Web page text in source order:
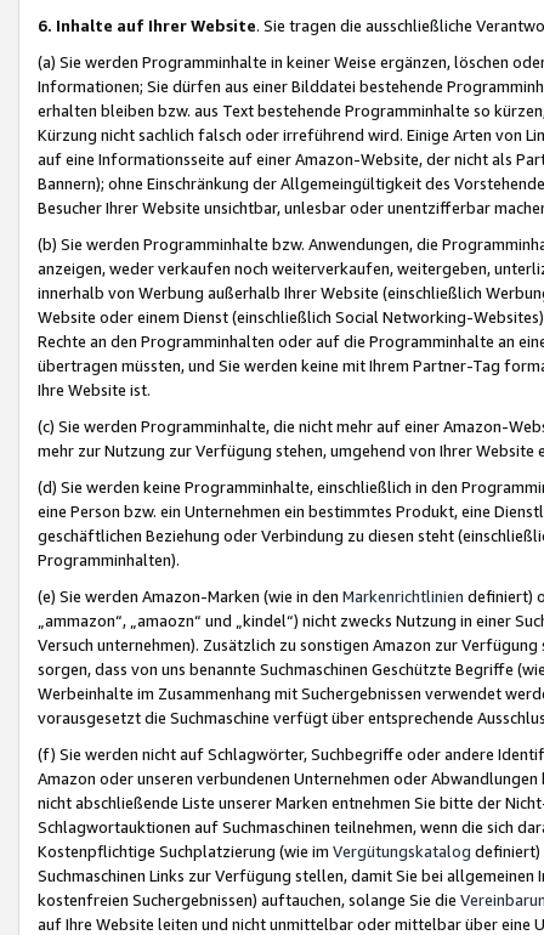
6. Inhalte auf Ihrer Website. Sie tragen die ausschließliche
(a) Sie werden Programminhalte in keiner Weise ergänzen, löschen
Informationen; Sie dürfen aus einer Bilddatei bestehende
erhalten bleiben bzw. aus Text bestehende Programminhalte so
Kürzung nicht sachlich falsch oder irreführend wird. Einige Arten von
auf eine Informationsseite auf einer Amazon-Website, der nicht als
Bannern); ohne Einschränkung der Allgemeingültigkeit des
Besucher Ihrer Website unsichtbar, unlesbar oder unentzifferbar
(b) Sie werden Programminhalte bzw. Anwendungen, die
anzeigen, weder verkaufen noch weiterverkaufen, weitergeben,
innerhalb von Werbung außerhalb Ihrer Website (einschließlich
Website oder einem Dienst (einschließlich Social Networking-
Rechte an den Programminhalten oder auf die Programminhalte an
übertragen müssten, und Sie werden keine mit Ihrem Partner-Tag
Ihre Website ist.
(c) Sie werden Programminhalte, die nicht mehr auf einer Amazon-
mehr zur Nutzung zur Verfügung stehen, umgehend von Ihrer
(d) Sie werden keine Programminhalte, einschließlich in den
eine Person bzw. ein Unternehmen ein bestimmtes Produkt, eine
geschäftlichen Beziehung oder Verbindung zu diesen steht
Programminhalten).
(e) Sie werden Amazon-Marken (wie in den Markenrichtlinien definiert)
„ammazon“, „amaozn“ und „kindel“) nicht zwecks Nutzung in einer
Versuch unternehmen). Zusätzlich zu sonstigen Amazon zur
sorgen, dass von uns benannte Suchmaschinen Geschützte Begriffe
Werbeinhalte im Zusammenhang mit Suchergebnissen verwendet
vorausgesetzt die Suchmaschine verfügt über entsprechende
(f) Sie werden nicht auf Schlagwörter, Suchbegriffe oder andere
Amazon oder unseren verbundenen Unternehmen oder
nicht abschließende Liste unserer Marken entnehmen Sie bitte der
Schlagwortauktionen auf Suchmaschinen teilnehmen, wenn die sich
Kostenpflichtige Suchplatzierung (wie im Vergütungskatalog definiert)
Suchmaschinen Links zur Verfügung stellen, damit Sie bei
kostenfreien Suchergebnissen) auftauchen, solange Sie die
auf Ihre Website leiten und nicht unmittelbar oder mittelbar über eine